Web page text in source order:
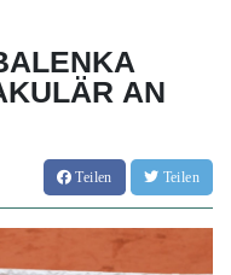
AN
Teilen Teilen